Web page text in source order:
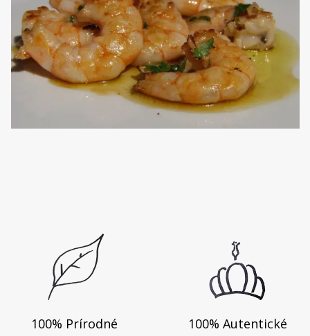
100% Prírodné 100% Autentické